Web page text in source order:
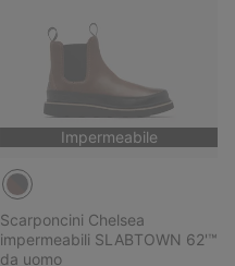
Impermeabile
Scarponcini Chelsea
impermeabili SLABTOWN 62'™
da uomo